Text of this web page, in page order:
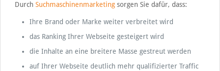
Durch Suchmaschinenmarketingsorgen Sie dafür, dass:
Ihre Brand oder Marke weiter verbreitet wird
das Ranking Ihrer Webseite gesteigert wird
die Inhalte an eine breitere Masse gestreut werden
auf Ihrer Webseite deutlich mehr qualifizierter Traffic